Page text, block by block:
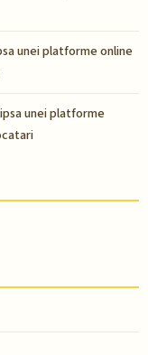
unei platforme online
unei platforme